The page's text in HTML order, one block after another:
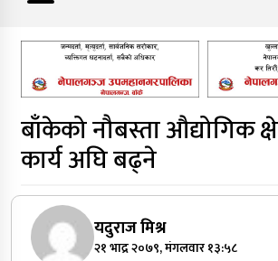
बाँकेको नौबस्ता औद्योगिक
कार्य अघि बढ्ने
यदुराज मिश्र
२१ भाद्र २०७९, मंगलवार १३:५८